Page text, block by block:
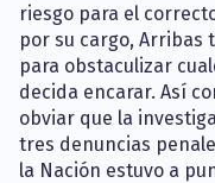
riesgo para el
por su cargo, Arribas
para obstaculizar
decida encarar. Así
obviar que la
tres denuncias
la Nación estuvo a